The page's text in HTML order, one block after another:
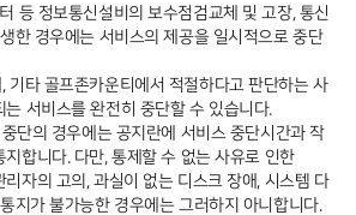
등 정보통신설비의 보수점검교체 및 고장, 통신
한 경우에는 서비스의 제공을 일시적으로 중단
기타 골프존카운티에서 적절하다고 판단하는 사
서비스를 완전히 중단할 수 있습니다.
단의 경우에는 공지란에 서비스 중단시간과 작
지합니다. 다만, 통제할 수 없는 사유로 인한
자의 고의, 과실이 없는 디스크 장애, 시스템 다
지가 불가능한 경우에는 그러하지 아니합니다.